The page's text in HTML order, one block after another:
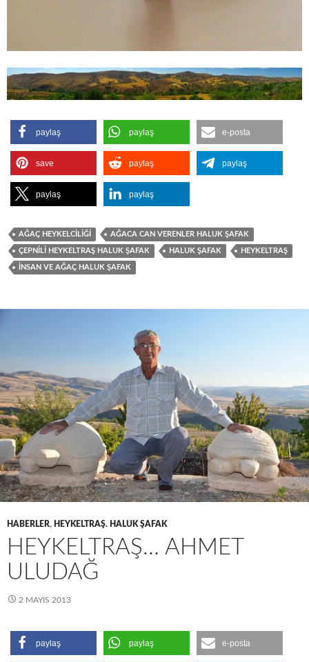
paylaş paylaş e-posta
save paylaş paylaş
paylaş paylaş
AĞAÇ HEYKELCILIĞI AĞACA CAN VERENLER HALUK ŞAFAK
ÇEPNILI HEYKELTRAŞ HALUK ŞAFAK HALUK ŞAFAK HEYKELTRAŞ
İNSAN VE AĞAÇ HALUK ŞAFAK
HABERLER, HEYKELTRAŞ. HALUK ŞAFAK
HEYKELTRAŞ… AHMET
ULUDAĞ
2 MAYIS 2013
paylaş paylaş e-posta